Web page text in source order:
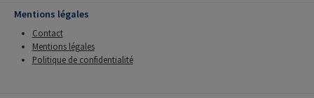
Mentions légales
Contact
Mentions légales
Politique de confidentialité